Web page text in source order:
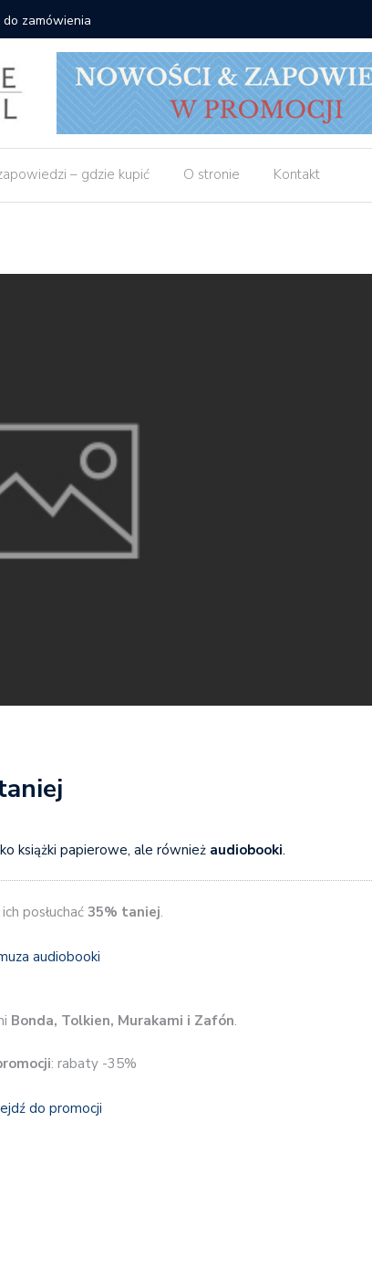
do zamówienia
– gdzie kupić O stronie Kontakt
książki papierowe, ale również audiobooki.
posłuchać 35% taniej.
Bonda, Tolkien, Murakami i Zafón.
: rabaty -35%
do promocji